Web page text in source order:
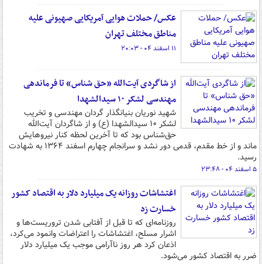
عکس/ حملات هوایی آمریکایی صهیونی علیه
مناطق مختلف تهران
۱۱ اسفند ۰۴ - ۲۰:۰۳
از شاگردی آیت‌الله «حق شناس» تا فرماندهی
مهندسی لشکر ۱۰ سیدالشهدا
شهید نوریان بنیانگذار گردان مهندسی و تخریب
لشکر ۱۰ سیدالشهدا (ع) و از شاگردان آیت‌الله
حق‌شناس بود که تا آخرین لحظه کنار نیروهایش
ماند و از خط مقدم، قدمی دور نشد و سرانجام چهارم اسفند ۱۳۶۴ به شهادت
رسید.
۵ اسفند ۰۴ - ۲۳:۴۸
اغتشاشات روزانه یک میلیارد دلار به اقتصاد کشور
خسارت زد
روزنامه‌ای که تا قبل از آفتابی شدن تروریست‌ها و
اشرار مسلح، اغتشاشات را اعتراضات وانمود می‌کرد،
اذعان کرد هر روز ناآرامی موجب یک میلیارد دلار
ضرر به اقتصاد کشور می‌شود.